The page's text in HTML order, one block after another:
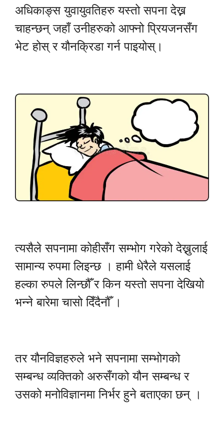
अधिकाङ्स युवायुवतिहरु यस्तो सपना देख्न
चाहन्छन् जहाँ उनीहरुको आफ्नो प्रियजनसँग
भेट होस् र यौनक्रिडा गर्न पाइयोस्।
त्यसैले सपनामा कोहीसँग सम्भोग गरेको देख्नुलाई
सामान्य रुपमा लिइन्छ । हामी धेरैले यसलाई
हल्का रुपले लिन्छौँ र किन यस्तो सपना देखियो
भन्ने बारेमा चासो दिँदैनौँ ।
तर यौनविज्ञहरुले भने सपनामा सम्भोगको
सम्बन्ध व्यक्तिको अरुसँगको यौन सम्बन्ध र
उसको मनोविज्ञानमा निर्भर हुने बताएका छन् ।